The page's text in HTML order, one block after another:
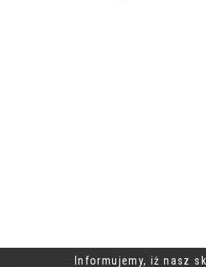
Informujemy, iż nasz